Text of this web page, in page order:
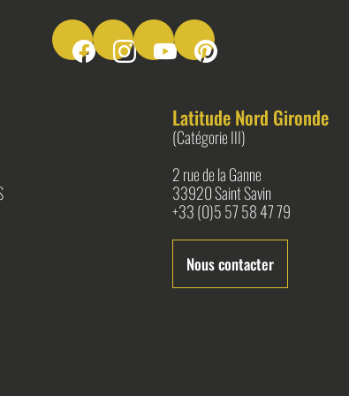
Suivez-nous sur Facebook
Suivez-nous sur Instagram
Suivez-nous sur Youtube
Suivez-nous sur
Latitude Nord Gironde
(Catégorie III)
2 rue de la Ganne
33920 Saint Savin
+33 (0)5 57 58 47 79
Nous contacter